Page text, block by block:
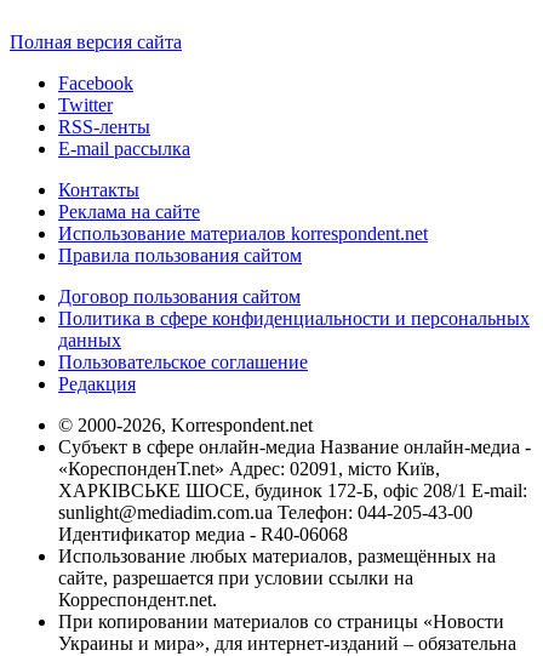
Полная версия сайта
Facebook
Twitter
RSS-ленты
E-mail рассылка
Контакты
Реклама на сайте
Использование материалов korrespondent.net
Правила пользования сайтом
Договор пользования сайтом
Политика в сфере конфиденциальности и персональных
данных
Пользовательское соглашение
Редакция
© 2000-2026, Korrespondent.net
Субъект в сфере онлайн-медиа Название онлайн-медиа -
«КореспонденТ.net» Адрес: 02091, місто Київ,
ХАРКІВСЬКЕ ШОСЕ, будинок 172-Б, офіс 208/1 E-mail:
sunlight@mediadim.com.ua Телефон: 044-205-43-00
Идентификатор медиа - R40-06068
Использование любых материалов, размещённых на
сайте, разрешается при условии ссылки на
Корреспондент.net.
При копировании материалов со страницы «Новости
Украины и мира», для интернет-изданий – обязательна